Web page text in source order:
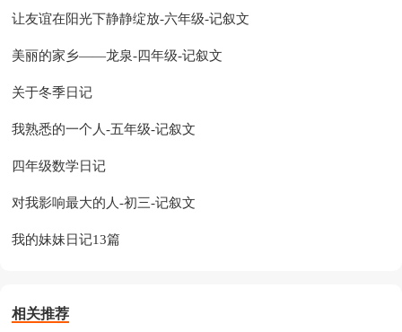
让友谊在阳光下静静绽放-六年级-记叙文
美丽的家乡——龙泉-四年级-记叙文
关于冬季日记
我熟悉的一个人-五年级-记叙文
四年级数学日记
对我影响最大的人-初三-记叙文
我的妹妹日记13篇
相关推荐